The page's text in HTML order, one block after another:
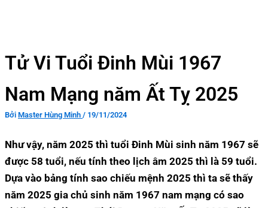
Tử Vi Tuổi Đinh Mùi 1967
Nam Mạng năm Ất Tỵ 2025
Bởi Master Hùng Minh / 19/11/2024
Như vậy, năm 2025 thì tuổi Đinh Mùi sinh năm 1967 sẽ
được 58 tuổi, nếu tính theo lịch âm 2025 thì là 59 tuổi.
Dựa vào bảng tính sao chiếu mệnh 2025 thì ta sẽ thấy
năm 2025 gia chủ sinh năm 1967 nam mạng có sao